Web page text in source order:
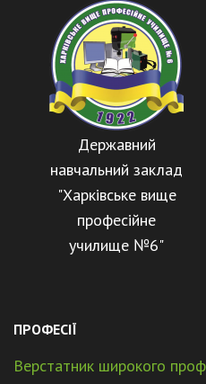
Державний
навчальний заклад
"Харківське вище
професійне
училище №6"
ПРОФЕСІЇ
Верстатник широкого